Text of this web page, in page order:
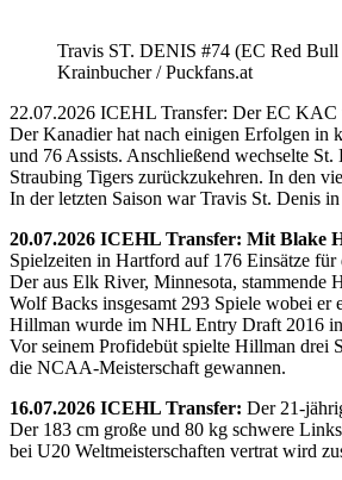
Travis ST. DENIS #74 (EC Red
Krainbucher / Puckfans.at
22.07.2026 ICEHL Transfer: Der EC
Der Kanadier hat nach einigen Erfolgen in
und 76 Assists. Anschließend wechselte
Straubing Tigers zurückzukehren. In den
In der letzten Saison war Travis St. Denis
20.07.2026 ICEHL Transfer: Mit Blake
Spielzeiten in Hartford auf 176 Einsätze
Der aus Elk River, Minnesota,
Wolf Backs insgesamt 293 Spiele wobei er
Hillman wurde im NHL Entry Draft 2016 in
Vor seinem Profidebüt spielte Hillman drei
die NCAA-Meisterschaft gewannen.
16.07.2026 ICEHL Transfer: Der 21-
Der 183 cm große und 80 kg schwere
bei U20 Weltmeisterschaften vertrat wird